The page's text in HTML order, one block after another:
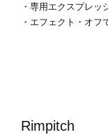
・専用エクスプレッ
・エフェクト・オフ
Rimpitch